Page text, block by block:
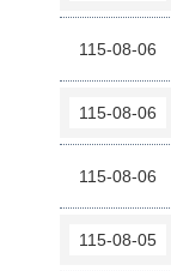
115-08-06
115-08-06
115-08-06
115-08-05